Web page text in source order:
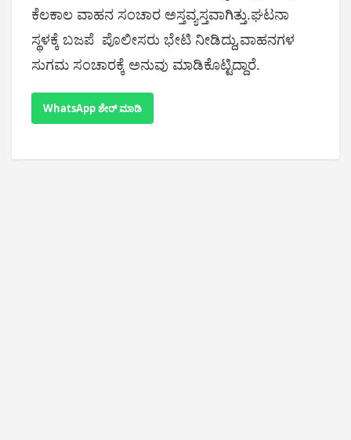
ಕೆಲಕಾಲ ವಾಹನ ಸಂಚಾರ ಅಸ್ತವ್ಯಸ್ತವಾಗಿತ್ತು.ಘಟನಾ
ಸ್ಥಳಕ್ಕೆ ಬಜಪೆ ಪೊಲೀಸರು ಭೇಟಿ ನೀಡಿದ್ದು,ವಾಹನಗಳ
ಸುಗಮ ಸಂಚಾರಕ್ಕೆ ಅನುವು ಮಾಡಿಕೊಟ್ಟಿದ್ದಾರೆ.
WhatsApp ಶೇರ್ ಮಾಡಿ